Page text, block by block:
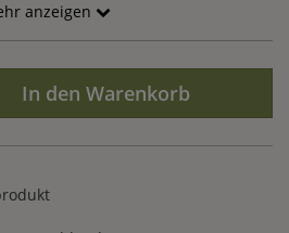
26x29cm und 32x39cm (HxDm) und
Ihrem Garten oder auf Ihrer
anzeigen
In den Warenkorb